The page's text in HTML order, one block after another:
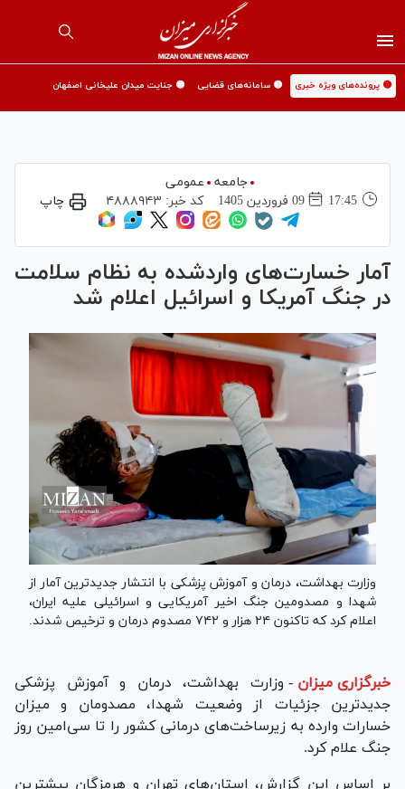
🟡 پرونده‌های ویژه خبری 🟡 سامانه‌های قضایی 🟡 جنایت میدان علیخانی اصفهان
جامعه
عمومی
17:45
09 فروردين 1405 کد خبر: ۴۸۸۸۹۴۳ چاپ
آمار خسارت‌های واردشده به نظام سلامت
در جنگ آمریکا و اسرائیل اعلام شد
وزارت بهداشت، درمان و آموزش پزشکی با انتشار جدیدترین آمار از
شهدا و مصدومین جنگ اخیر آمریکایی و اسرائیلی علیه ایران،
اعلام کرد که تاکنون ۲۴ هزار و ۷۴۲ مصدوم درمان و ترخیص شدند.
خبرگزاری میزان - وزارت بهداشت، درمان و آموزش پزشکی
جدیدترین جزئیات از وضعیت شهدا، مصدومان و میزان
خسارات وارده به زیرساخت‌های درمانی کشور را تا سی‌امین روز
جنگ علام کرد.
بر اساس این گزارش، استان‌های تهران و هرمزگان بیشترین